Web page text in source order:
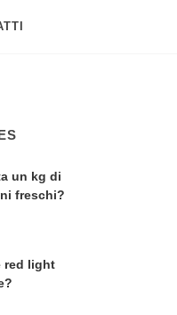
un kg di
freschi?
red light